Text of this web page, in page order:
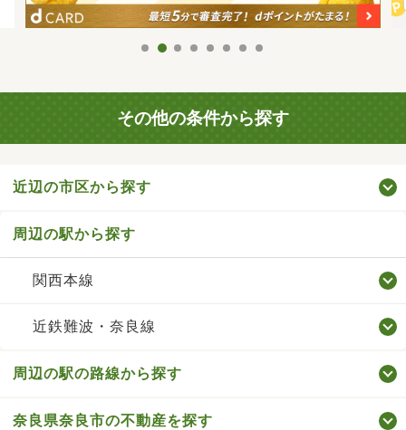
その他の条件から探す
近辺の市区から探す
周辺の駅から探す
関西本線
近鉄難波・奈良線
周辺の駅の路線から探す
奈良県奈良市の不動産を探す